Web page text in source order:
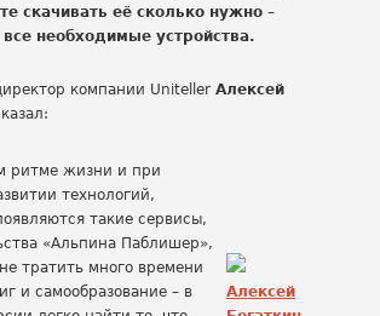
скачивать её сколько нужно –
необходимые устройства.
компании Uniteller Алексей
ритме жизни и при
технологий,
такие сервисы,
«Альпина Паблишер»,
тратить много времени
и самообразование – в
Алексей